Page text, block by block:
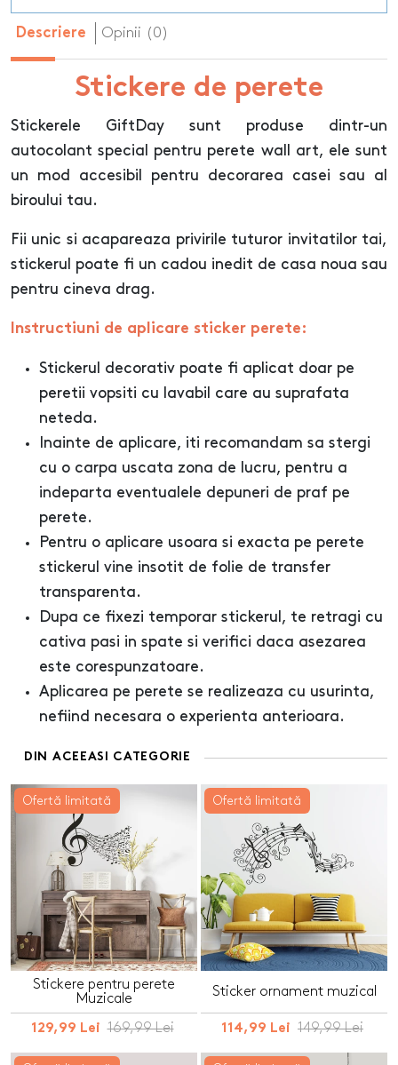
Descriere Opinii (0)
Stickere de perete
Stickerele GiftDay sunt produse dintr-un
autocolant special pentru perete wall art, ele sunt
un mod accesibil pentru decorarea casei sau al
biroului tau.
Fii unic si acapareaza privirile tuturor invitatilor tai,
stickerul poate fi un cadou inedit de casa noua sau
pentru cineva drag.
Instructiuni de aplicare sticker perete:
Stickerul decorativ poate fi aplicat doar pe
peretii vopsiti cu lavabil care au suprafata
neteda.
Inainte de aplicare, iti recomandam sa stergi
cu o carpa uscata zona de lucru, pentru a
indeparta eventualele depuneri de praf pe
perete.
Pentru o aplicare usoara si exacta pe perete
stickerul vine insotit de folie de transfer
transparenta.
Dupa ce fixezi temporar stickerul, te retragi cu
cativa pasi in spate si verifici daca asezarea
este corespunzatoare.
Aplicarea pe perete se realizeaza cu usurinta,
nefiind necesara o experienta anterioara.
DIN ACEEASI CATEGORIE
Ofertă limitată
Stickere pentru perete
Muzicale
129,99 Lei 169,99 Lei
Ofertă limitată
Sticker ornament muzical
114,99 Lei 149,99 Lei